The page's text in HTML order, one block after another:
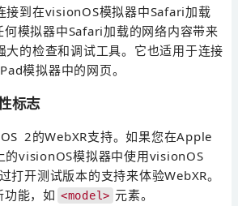
到在visionOS模拟器中Safari加载
何模拟器中Safari加载的网络内容带来
的检查和调试工具。它也适用于连接
模拟器中的网页。
标志
2的WebXR支持。如果您在Apple
visionOS模拟器中使用visionOS
打开测试版本的支持来体验WebXR。
能，如 <model> 元素。